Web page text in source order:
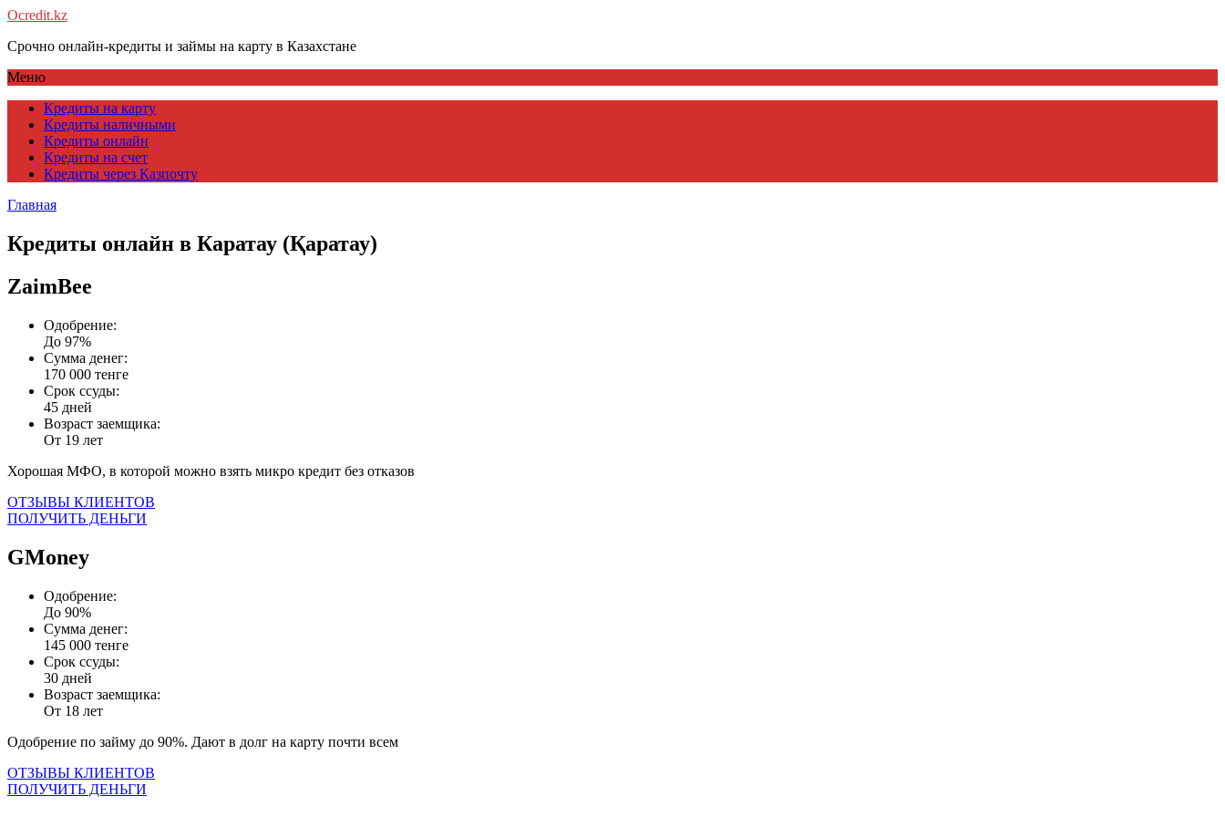
Ocredit.kz
Срочно онлайн-кредиты и займы на карту в Казахстане
Меню
Кредиты на карту
Кредиты наличными
Кредиты онлайн
Кредиты на счет
Кредиты через Казпочту
Главная
Кредиты онлайн в Каратау (Қаратау)
ZaimBee
Одобрение:
До 97%
Сумма денег:
170 000 тенге
Срок ссуды:
45 дней
Возраст заемщика:
От 19 лет
Хорошая МФО, в которой можно взять микро кредит без отказов
ОТЗЫВЫ КЛИЕНТОВ
ПОЛУЧИТЬ ДЕНЬГИ
GMoney
Одобрение:
До 90%
Сумма денег:
145 000 тенге
Срок ссуды:
30 дней
Возраст заемщика:
От 18 лет
Одобрение по займу до 90%. Дают в долг на карту почти всем
ОТЗЫВЫ КЛИЕНТОВ
ПОЛУЧИТЬ ДЕНЬГИ